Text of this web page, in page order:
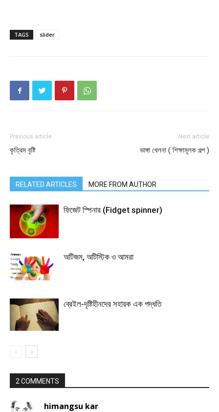
TAGS slider
Previous article
কৃত্রিম বৃষ্টি
Next article
ভাঙ্গা খেলনা ( শিক্ষামূলক গল্প )
RELATED ARTICLES MORE FROM AUTHOR
ফিজেট স্পিনার (Fidget spinner)
অটিজম, অটিস্টিক ও আমরা
ব্রেইল-দৃষ্টিহীনদের সহায়ক এক পদ্ধতি
2 COMMENTS
himangsu kar